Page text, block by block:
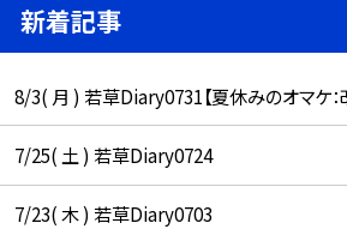
新着記事
8/3( 月 ) 若草Diary0731【夏休みのオマケ：
7/25( 土 ) 若草Diary0724
7/23( 木 ) 若草Diary0703